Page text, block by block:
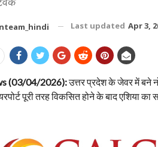
Last updated Apr 3,
(03/04/2026):उत्तर प्रदेश के जेवर में बने
पूरी तरह विकसित होने के बाद एशिया